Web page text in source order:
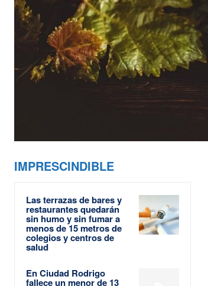
IMPRESCINDIBLE
Las terrazas de bares y
restaurantes quedarán
sin humo y sin fumar a
menos de 15 metros de
colegios y centros de
salud
En Ciudad Rodrigo
fallece un menor de 13